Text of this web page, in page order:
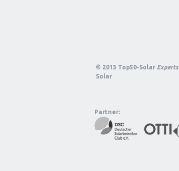
© 2013 Top50-Solar Experts
Solar
Partner: